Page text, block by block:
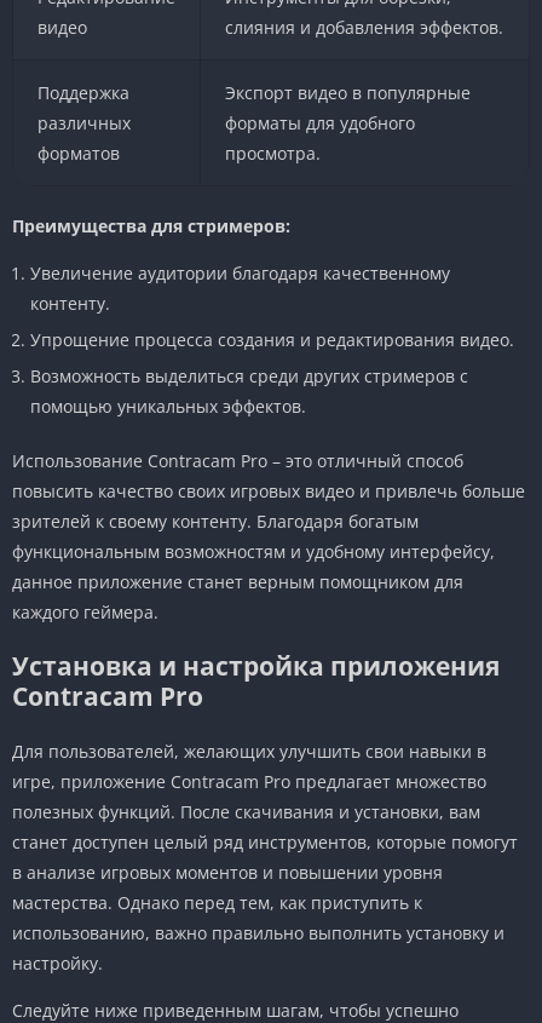
видео
слияния и добавления эффектов.
Поддержка
различных
форматов
Экспорт видео в популярные
форматы для удобного
просмотра.
Преимущества для стримеров:
Увеличение аудитории благодаря качественному
контенту.
Упрощение процесса создания и редактирования видео.
Возможность выделиться среди других стримеров с
помощью уникальных эффектов.
Использование Contracam Pro – это отличный способ
повысить качество своих игровых видео и привлечь больше
зрителей к своему контенту. Благодаря богатым
функциональным возможностям и удобному интерфейсу,
данное приложение станет верным помощником для
каждого геймера.
Установка и настройка приложения
Contracam Pro
Для пользователей, желающих улучшить свои навыки в
игре, приложение Contracam Pro предлагает множество
полезных функций. После скачивания и установки, вам
станет доступен целый ряд инструментов, которые помогут
в анализе игровых моментов и повышении уровня
мастерства. Однако перед тем, как приступить к
использованию, важно правильно выполнить установку и
настройку.
Следуйте ниже приведенным шагам, чтобы успешно